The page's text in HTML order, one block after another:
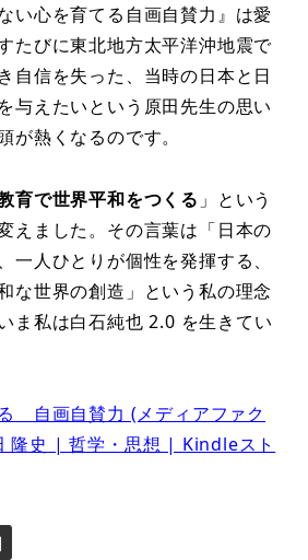
い心を育てる自画自賛力』は愛
たびに東北地方太平洋沖地震で
自信を失った、当時の日本と日
与えたいという原田先生の思い
が熱くなるのです。
育で世界平和をつくる 」という
えました。その言葉は「日本の
一人ひとりが個性を発揮する、
な世界の創造」という私の理念
ま私は白石純也 2.0 を生きてい
自画自賛力 (メディアファク
隆史 | 哲学・思想 | Kindleスト